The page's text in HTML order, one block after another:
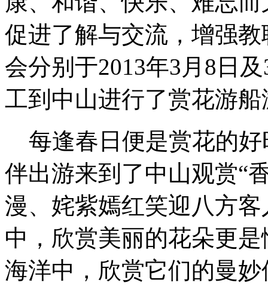
促进了解与交流，增强
会分别于2013年3月8日
工到中山进行了赏花游船
每逢春日便是赏花的好
伴出游来到了中山观赏“
漫、姹紫嫣红笑迎八方
中，欣赏美丽的花朵更
海洋中，欣赏它们的曼妙